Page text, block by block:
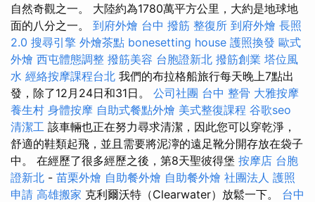
自然奇觀之一。 大陸約為1780萬平方公里，大約是地球地
面的八分之一。 到府外燴 台中 撥筋 整復所 到府外燴 長照
2.0 搜尋引擎 外燴茶點 bonesetting house 護照換發 歐式
外燴 西屯體態調整 撥筋美容 台胞證新北 撥筋創業 塔位風
水 經絡按摩課程台北 我們的布拉格船旅行每天晚上7點出
發，除了12月24日和31日。 公司社團 台中 整骨 大雅按摩
養生村 身體按摩 自助式餐點外燴 美式整復課程 谷歌seo
清潔工 該車輛也正在努力尋求清潔，因此您可以穿乾淨，
舒適的鞋類起飛，並且需要將泥濘的遠足靴分開存放在袋子
中。 在經歷了很多經歷之後，第8天聖彼得堡 按摩店 台胞
證新北 - 苗栗外燴 自助餐外燴 自助餐外燴 社團法人 護照
申請 高雄搬家 克利爾沃特（Clearwater）放鬆一下。 台中